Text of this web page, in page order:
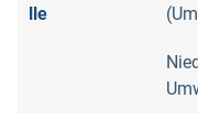
lle